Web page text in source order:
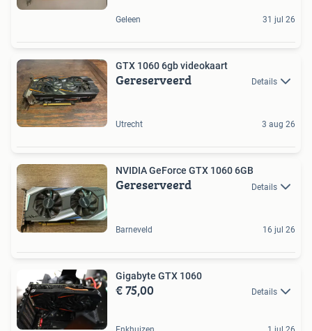
Geleen 31 jul 26
GTX 1060 6gb videokaart
Gereserveerd Details
Utrecht 3 aug 26
NVIDIA GeForce GTX 1060 6GB
Gereserveerd Details
Barneveld 16 jul 26
Gigabyte GTX 1060
€ 75,00 Details